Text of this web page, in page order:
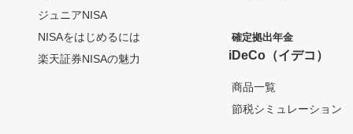
ジュニアNISA
NISAをはじめるには
楽天証券NISAの魅力
確定拠出年金
iDeCo（イデコ）
商品一覧
節税シミュレーション